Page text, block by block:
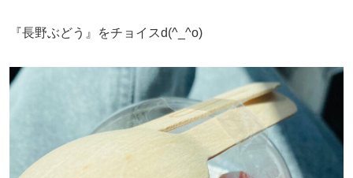
『長野ぶどう』をチョイスd(^_^o)